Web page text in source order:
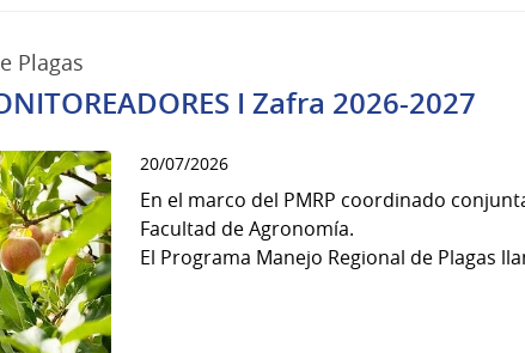
Plagas
I Zafra 2026-2027
20/07/2026
En el marco del PMRP coordinado
Facultad de Agronomía.
El Programa Manejo Regional de Plagas